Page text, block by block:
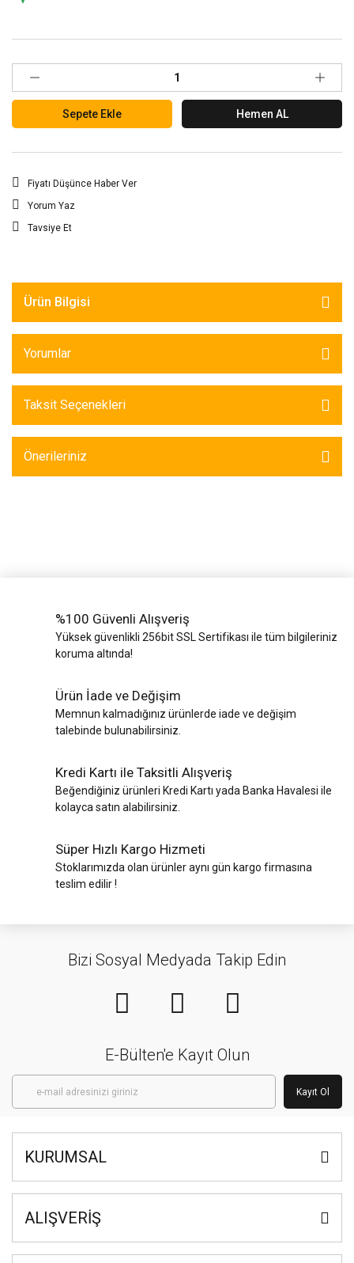
Sepete Ekle Hemen AL
Fiyatı Düşünce Haber Ver
Yorum Yaz
Tavsiye Et
Ürün Bilgisi
Yorumlar
Taksit Seçenekleri
Önerileriniz
%100 Güvenli Alışveriş
Yüksek güvenlikli 256bit SSL Sertifikası ile tüm bilgileriniz
koruma altında!
Ürün İade ve Değişim
Memnun kalmadığınız ürünlerde iade ve değişim
talebinde bulunabilirsiniz.
Kredi Kartı ile Taksitli Alışveriş
Beğendiğiniz ürünleri Kredi Kartı yada Banka Havalesi ile
kolayca satın alabilirsiniz.
Süper Hızlı Kargo Hizmeti
Stoklarımızda olan ürünler aynı gün kargo firmasına
teslim edilir !
Bizi Sosyal Medyada Takip Edin
E-Bülten'e Kayıt Olun
Kayıt Ol
KURUMSAL
ALIŞVERİŞ